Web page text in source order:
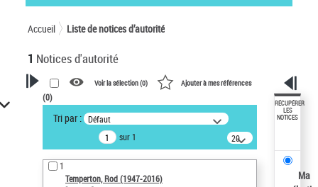
Accueil Liste de notices d’autorité
1 Notices d'autorité
VOTRE RECHERCHE
Recherche avancée dans les
notices d’autorité
Œuvres liées à l'auteur :
Temperton, Rod (1947-2016)
Voir la sélection (0) Ajouter à mes références
(0)
Tri par : Défaut
sur 1
20
résultats/page
1
Temperton, Rod (1947-2016)
RÉCUPÉRER
LES
NOTICES
Ma